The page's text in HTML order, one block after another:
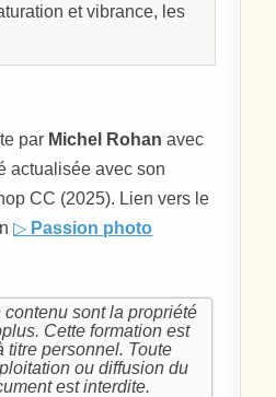
et vibrance, les
par Michel Rohan avec
actualisée avec son
CC (2025). Lien vers le
▷ Passion photo
contenu sont la propriété
Cette formation est
titre personnel. Toute
ou diffusion du
est interdite.